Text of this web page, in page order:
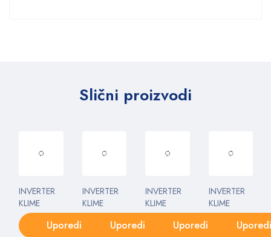
Slični proizvodi
INVERTER
KLIME
Uporedi
INVERTER
KLIME
Uporedi
INVERTER
KLIME
Uporedi
INVERTER
KLIME
Uporedi